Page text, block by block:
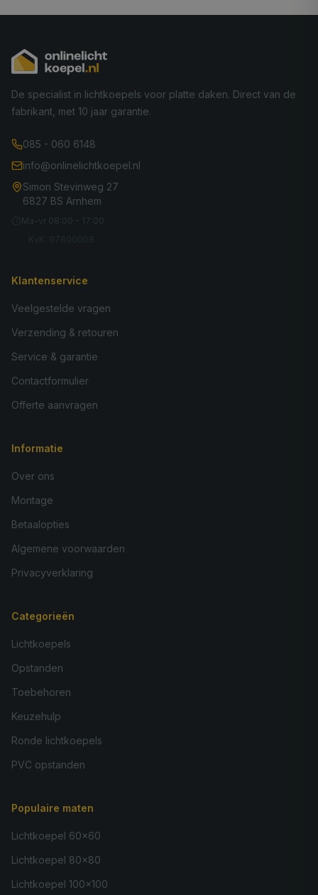
De specialist in lichtkoepels voor platte daken. Direct van de
fabrikant, met 10 jaar garantie.
085 - 060 6148
info@onlinelichtkoepel.nl
Simon Stevinweg 27
6827 BS Arnhem
Ma-vr 08:00 - 17:00
Klantenservice
Veelgestelde vragen
Verzending & retouren
Service & garantie
Contactformulier
Offerte aanvragen
Informatie
Over ons
Montage
Betaalopties
Algemene voorwaarden
Privacyverklaring
Categorieën
Lichtkoepels
Opstanden
Toebehoren
Keuzehulp
Ronde lichtkoepels
PVC opstanden
Populaire maten
Lichtkoepel 60×60
Lichtkoepel 80×80
Lichtkoepel 100×100